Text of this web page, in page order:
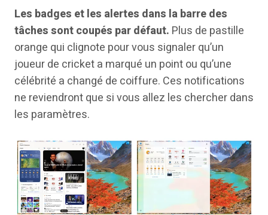
Les badges et les alertes dans la barre des
tâches sont coupés par défaut. Plus de pastille
orange qui clignote pour vous signaler qu’un
joueur de cricket a marqué un point ou qu’une
célébrité a changé de coiffure. Ces notifications
ne reviendront que si vous allez les chercher dans
les paramètres.